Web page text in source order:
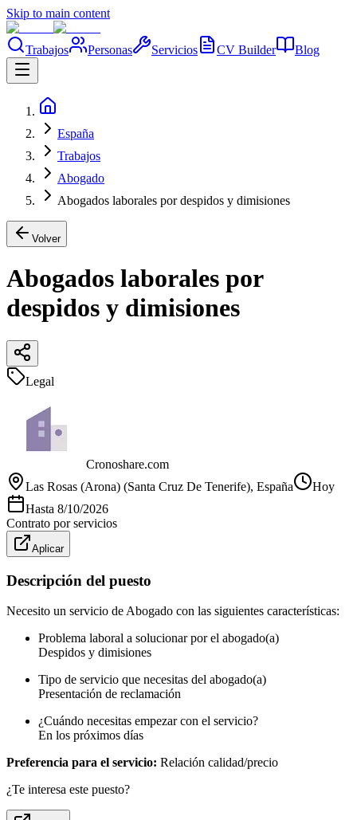
Skip to main content
Trabajos Personas Servicios CV Builder Blog
España
Trabajos
Abogado
Abogados laborales por despidos y dimisiones
Volver
Abogados laborales por
despidos y dimisiones
Legal
Cronoshare.com
Las Rosas (Arona) (Santa Cruz De Tenerife), España
Hoy
Hasta 8/10/2026
Contrato por servicios
Aplicar
Descripción del puesto
Necesito un servicio de Abogado con las siguientes características:
Problema laboral a solucionar por el abogado(a)
Despidos y dimisiones
Tipo de servicio que necesitas del abogado(a)
Presentación de reclamación
¿Cuándo necesitas empezar con el servicio?
En los próximos días
Preferencia para el servicio: Relación calidad/precio
¿Te interesa este puesto?